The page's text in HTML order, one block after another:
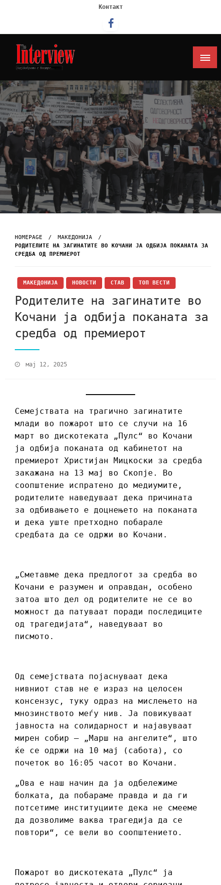
Контакт
Интервју
HOMEPAGE
МАКЕДОНИЈА
РОДИТЕЛИТЕ НА ЗАГИНАТИТЕ ВО КОЧАНИ ЈА ОДБИЈА ПОКАНАТА ЗА
СРЕДБА ОД ПРЕМИЕРОТ
МАКЕДОНИЈА НОВОСТИ СТАВ ТОП ВЕСТИ
Родителите на загинатите во
Кочани ја одбија поканата за
средба од премиерот
мај 12, 2025
Семејствата на трагично загинатите
млади во пожарот што се случи на 16
март во дискотеката „Пулс“ во Кочани
ја одбија поканата од кабинетот на
премиерот Христијан Мицкоски за средба
закажана на 13 мај во Скопје. Во
соопштение испратено до медиумите,
родителите наведуваат дека причината
за одбивањето е доцнењето на поканата
и дека уште претходно побарале
средбата да се одржи во Кочани.
„Сметавме дека предлогот за средба во
Кочани е разумен и оправдан, особено
затоа што дел од родителите не се во
можност да патуваат поради последиците
од трагедијата“, наведуваат во
писмото.
Од семејствата појаснуваат дека
нивниот став не е израз на целосен
консензус, туку одраз на мислењето на
мнозинството меѓу нив. Ја повикуваат
јавноста на солидарност и најавуваат
мирен собир – „Марш на ангелите“, што
ќе се одржи на 10 мај (сабота), со
почеток во 16:05 часот во Кочани.
„Ова е наш начин да ја одбележиме
болката, да побараме правда и да ги
потсетиме институциите дека не смееме
да дозволиме ваква трагедија да се
повтори“, се вели во соопштението.
Пожарот во дискотеката „Пулс“ ја